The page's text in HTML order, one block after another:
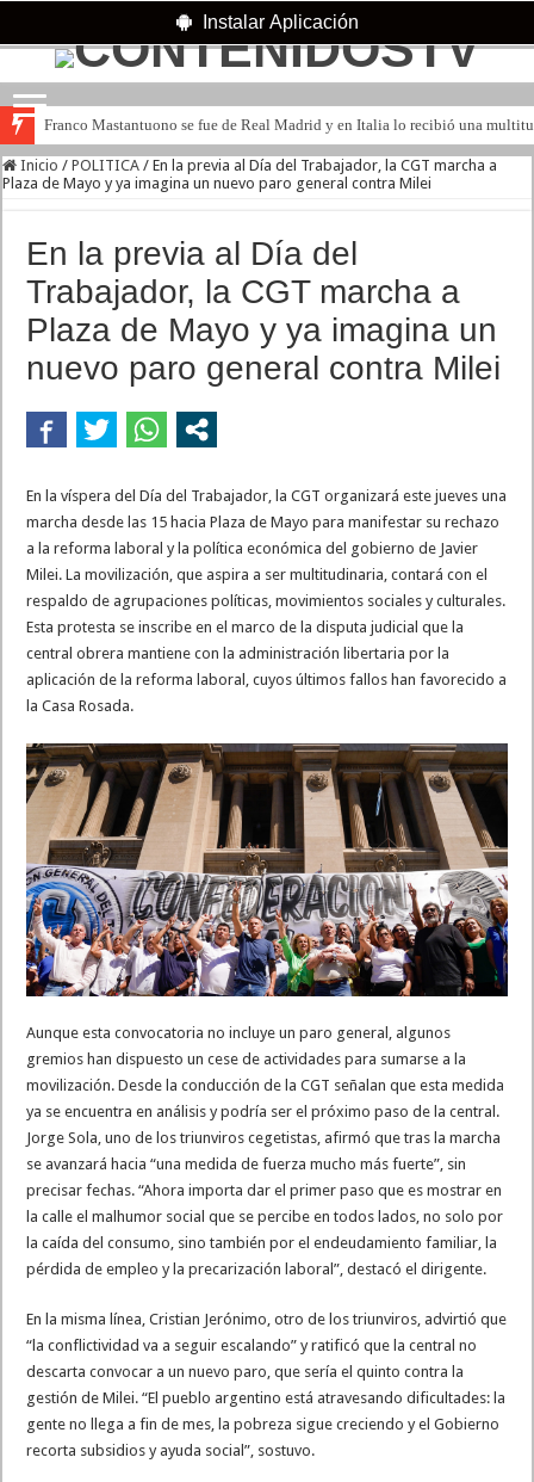
Instalar Aplicación
Franco Mastantuono se fue de Real Madrid y en Italia lo recibió una
Inicio / POLITICA / En la previa al Día del Trabajador, la CGT marcha a
Plaza de Mayo y ya imagina un nuevo paro general contra Milei
En la previa al Día del
Trabajador, la CGT marcha a
Plaza de Mayo y ya imagina un
nuevo paro general contra Milei
En la víspera del Día del Trabajador, la CGT organizará este jueves una
marcha desde las 15 hacia Plaza de Mayo para manifestar su rechazo
a la reforma laboral y la política económica del gobierno de Javier
Milei. La movilización, que aspira a ser multitudinaria, contará con el
respaldo de agrupaciones políticas, movimientos sociales y culturales.
Esta protesta se inscribe en el marco de la disputa judicial que la
central obrera mantiene con la administración libertaria por la
aplicación de la reforma laboral, cuyos últimos fallos han favorecido a
la Casa Rosada.
Aunque esta convocatoria no incluye un paro general, algunos
gremios han dispuesto un cese de actividades para sumarse a la
movilización. Desde la conducción de la CGT señalan que esta medida
ya se encuentra en análisis y podría ser el próximo paso de la central.
Jorge Sola, uno de los triunviros cegetistas, afirmó que tras la marcha
se avanzará hacia “una medida de fuerza mucho más fuerte”, sin
precisar fechas. “Ahora importa dar el primer paso que es mostrar en
la calle el malhumor social que se percibe en todos lados, no solo por
la caída del consumo, sino también por el endeudamiento familiar, la
pérdida de empleo y la precarización laboral”, destacó el dirigente.
En la misma línea, Cristian Jerónimo, otro de los triunviros, advirtió que
“la conflictividad va a seguir escalando” y ratificó que la central no
descarta convocar a un nuevo paro, que sería el quinto contra la
gestión de Milei. “El pueblo argentino está atravesando dificultades: la
gente no llega a fin de mes, la pobreza sigue creciendo y el Gobierno
recorta subsidios y ayuda social”, sostuvo.